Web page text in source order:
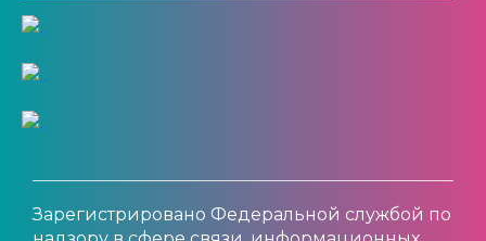
Зарегистрировано Федеральной службой по